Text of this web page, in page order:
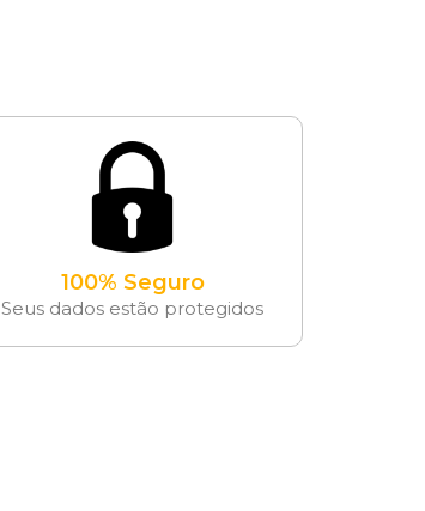
100% Seguro
Seus dados estão protegidos